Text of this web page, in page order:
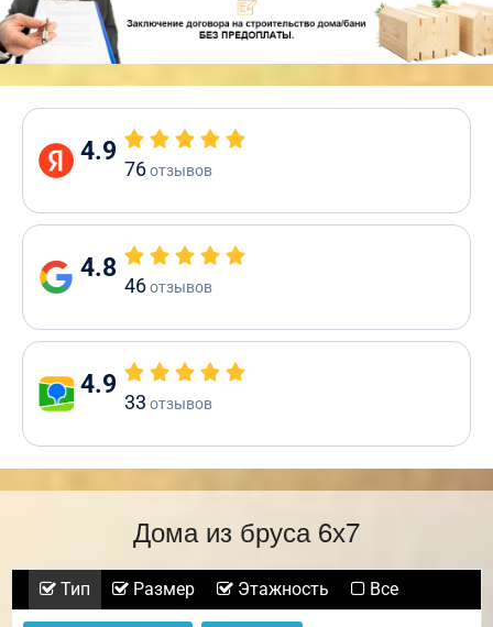
4.9
76отзывов
4.8
46отзывов
4.9
33 отзывов
Дома из бруса 6х7
Тип Размер Этажность Все